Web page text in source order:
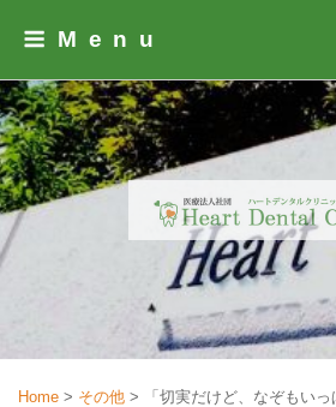
Menu
Home > その他 >
「切実だけど、なぞもい